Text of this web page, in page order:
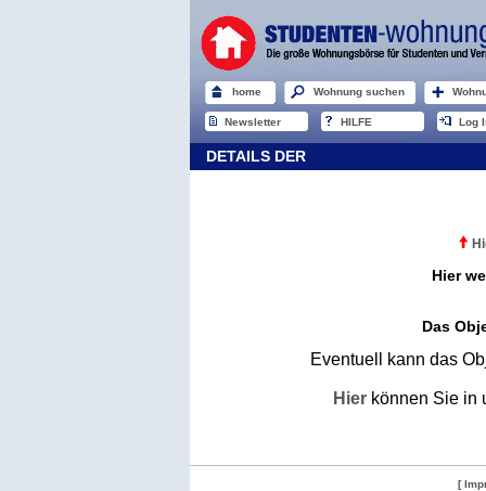
home Wohnung suchen
Newsletter HILFE Log
DETAILS DER
Hier
Das
Eventuell kann das
Hier können Sie in
[